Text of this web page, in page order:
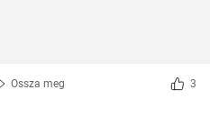
Ossza meg 3